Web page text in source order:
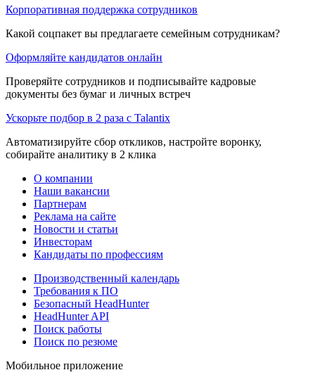
Корпоративная поддержка сотрудников
Какой соцпакет вы предлагаете семейным сотрудникам?
Оформляйте кандидатов онлайн
Проверяйте сотрудников и подписывайте кадровые
документы без бумаг и личных встреч
Ускорьте подбор в 2 раза с Talantix
Автоматизируйте сбор откликов, настройте воронку,
собирайте аналитику в 2 клика
О компании
Наши вакансии
Партнерам
Реклама на сайте
Новости и статьи
Инвесторам
Кандидаты по профессиям
Производственный календарь
Требования к ПО
Безопасный HeadHunter
HeadHunter API
Поиск работы
Поиск по резюме
Мобильное приложение